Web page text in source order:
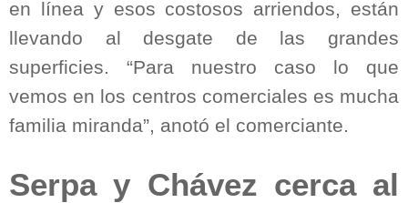
en línea y esos costosos arriendos, están
llevando al desgate de las grandes
superficies. “Para nuestro caso lo que
vemos en los centros comerciales es mucha
familia miranda”, anotó el comerciante.
Serpa y Chávez cerca al